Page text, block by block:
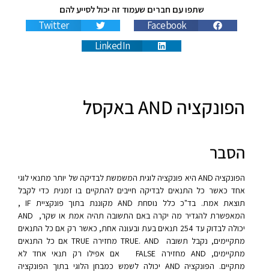
שתפו עם חברים שעמוד זה יכול לסייע להם
Facebook
Twitter
LinkedIn
הפונקציה AND באקסל
הסבר
הפונקציה AND היא פונקציה לוגית המשמשת לבדיקה של יותר מתנאי לוגי
אחד כאשר כל התנאים לבדיקה חייבים להתקיים בו זמנית כדי לקבל
תוצאת אמת. בד"כ כלל נוסחת AND מקוננת בתוך פונקציית IF ,
המאפשרת להגדיר מה יקרה באם התשובה תהיה אמת או שקר, AND
יכולה לבדוק עד 254 תנאים בעת ובעונה אחת, כאשר רק אם כל התנאים
מתקיימים, נקבל תשובה TRUE. AND מחזירה TRUE אם כל התנאים
מתקיימים, AND מחזירה FALSE אם אפילו רק תנאי אחד לא
מתקיים. הפונקציה AND יכולה לשמש כמבחן הלוגי בתוך הפונקציה